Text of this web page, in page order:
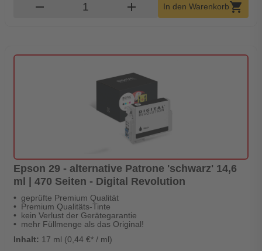
remove Produkt Warenkorb Menge
add In den Warenkorbshopping_cart
Epson 29 - alternative Patrone 'schwarz' 14,6
ml | 470 Seiten - Digital Revolution
geprüfte Premium Qualität
Premium Qualitäts-Tinte
kein Verlust der Gerätegarantie
mehr Füllmenge als das Original!
Inhalt: 17 ml (0,44 €* / ml)